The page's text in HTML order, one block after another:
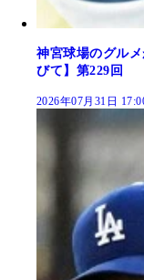
神宮球場のグル
びて】第229回
2026年07月31日